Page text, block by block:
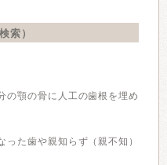
索）
の顎の骨に人工の歯根を埋め
た歯や親知らず（親不知）